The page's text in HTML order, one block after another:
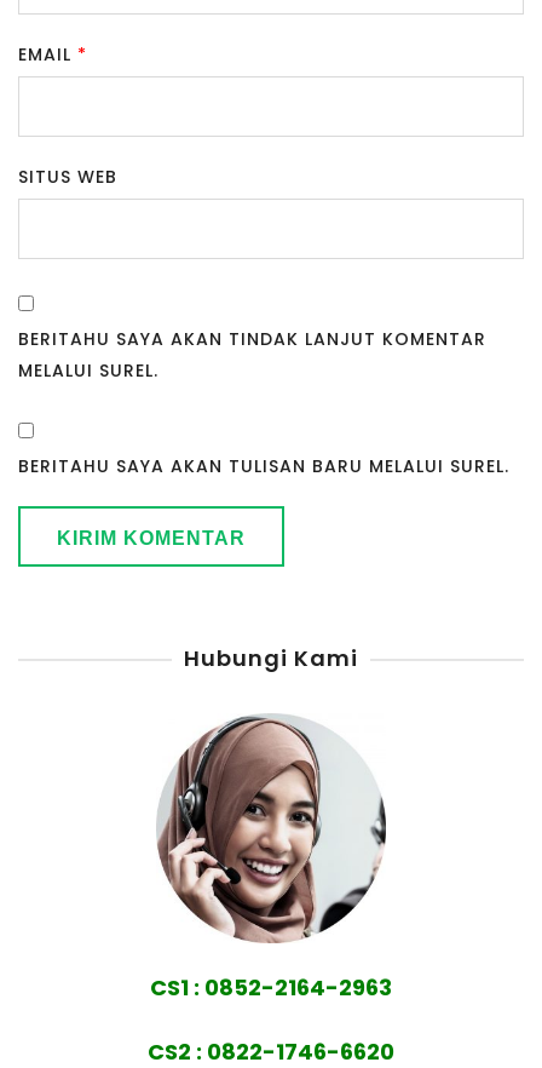
EMAIL *
SITUS WEB
BERITAHU SAYA AKAN TINDAK LANJUT KOMENTAR
MELALUI SUREL.
BERITAHU SAYA AKAN TULISAN BARU MELALUI SUREL.
Hubungi Kami
CS1 : 0852-2164-2963
CS2 : 0822-1746-6620